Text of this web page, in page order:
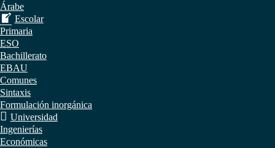
Árabe
Escolar
Primaria
ESO
Bachillerato
EBAU
Comunes
Sintaxis
Formulación inorgánica
Universidad
Ingenierías
Económicas